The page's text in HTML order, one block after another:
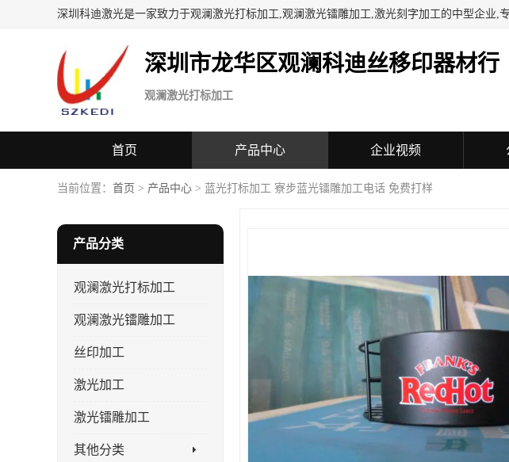
深圳科迪激光是一家致力于观澜激光打标加工,观澜激光镭雕加工,激光刻字加工的中型企业,
深圳市龙华区观澜科迪丝移印器材行
观澜激光打标加工
首页 产品中心 企业视频
当前位置： 首页 > 产品中心 > 蓝光打标加工 寮步蓝光镭雕加工电话 免费打样
产品分类
观澜激光打标加工
观澜激光镭雕加工
丝印加工
激光加工
激光镭雕加工
其他分类